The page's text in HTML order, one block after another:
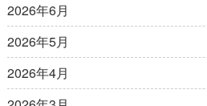
2026年6月
2026年5月
2026年4月